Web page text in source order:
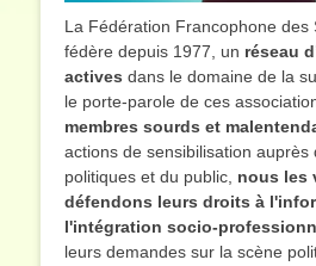
La Fédération Francophone des
fédère depuis 1977, un réseau
actives dans le domaine de la
le porte-parole de ces
membres sourds et
actions de sensibilisation auprès
politiques et du public, nous les
défendons leurs droits à
l'intégration socio-
leurs demandes sur la scène